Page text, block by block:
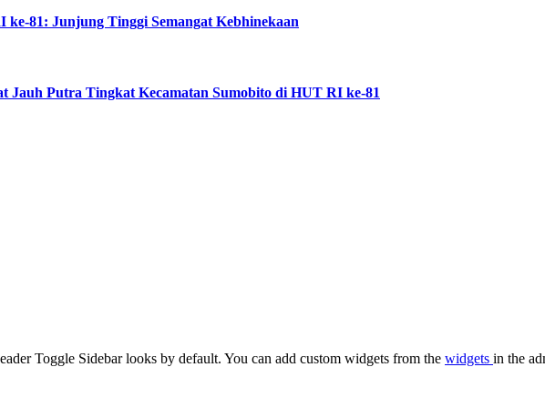
81: Junjung Tinggi Semangat Kebhinekaan
Jauh Putra Tingkat Kecamatan Sumobito di HUT RI ke-81
Toggle Sidebar looks by default. You can add custom widgets from the widgets in the